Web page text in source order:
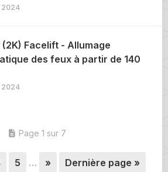
2024
(2K) Facelift - Allumage
des feux à partir de 140
2024
Page 1 sur 7
5 … » Dernière page »